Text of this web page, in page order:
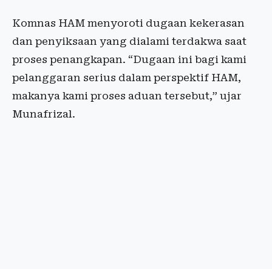
Komnas HAM menyoroti dugaan kekerasan
dan penyiksaan yang dialami terdakwa saat
proses penangkapan. “Dugaan ini bagi kami
pelanggaran serius dalam perspektif HAM,
makanya kami proses aduan tersebut,” ujar
Munafrizal.